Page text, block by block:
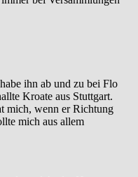
ihn ab und zu bei Flo
Kroate aus Stuttgart.
mich, wenn er Richtung
mich aus allem